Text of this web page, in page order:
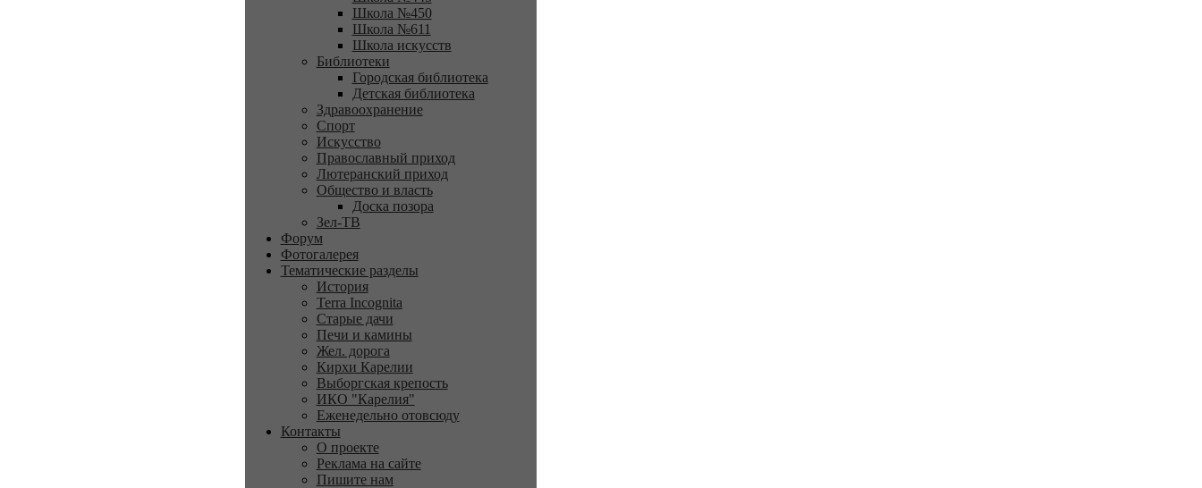
Школа №450
Школа №611
Школа искусств
Библиотеки
Городская библиотека
Детская библиотека
Здравоохранение
Спорт
Искусство
Православный приход
Лютеранский приход
Общество и власть
Доска позора
Зел-ТВ
Форум
Фотогалерея
Тематические разделы
История
Terra Incognita
Старые дачи
Печи и камины
Жел. дорога
Кирхи Карелии
Выборгская крепость
ИКО "Карелия"
Еженедельно отовсюду
Контакты
О проекте
Реклама на сайте
Пишите нам